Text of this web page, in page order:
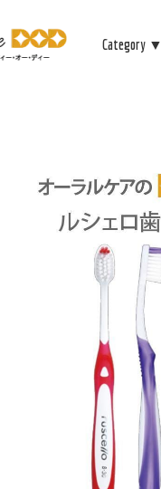
Category ▼